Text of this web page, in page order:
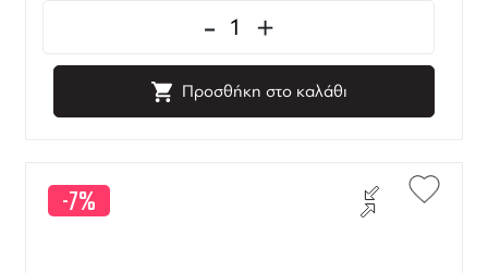
- +
Προσθήκη στο καλάθι
-7%